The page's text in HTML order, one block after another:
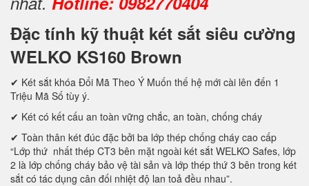
Đặc tính kỹ thuật két sắt siêu cường
WELKO KS160 Brown
✔ Két sắt khóa Đổi Mã Theo Ý Muốn thế hệ mới cài lên đến 1
Triệu Mã Số tùy ý.
✔ Két có kết cấu an toàn vững chắc, an toàn, chống cháy
✔ Toàn thân két đúc đặc bởi ba lớp thép chống cháy cao cấp
“Lớp thứ nhất thép CT3 bên mặt ngoài két sắt WELKO Safes, lớp
2 là lớp chống cháy bảo vệ tài sản và lớp thép thứ 3 bên trong két
sắt có tác dụng cân đối nhiệt độ lan toả đều nhau”.